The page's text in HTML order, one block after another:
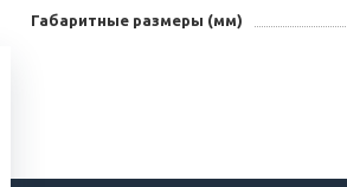
Габаритные размеры (мм)